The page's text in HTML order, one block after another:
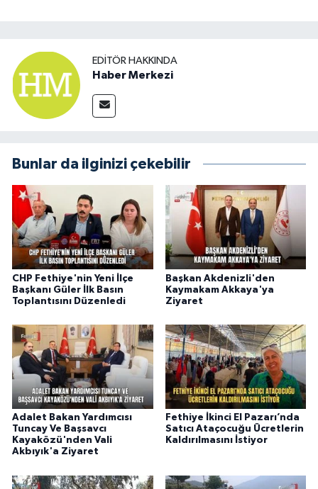
EDITÖR HAKKINDA
Haber Merkezi
Bunlar da ilginizi çekebilir
CHP Fethiye'nin Yeni İlçe
Başkanı Güler İlk Basın
Toplantısını Düzenledi
Başkan Akdenizli'den
Kaymakam Akkaya'ya
Ziyaret
Adalet Bakan Yardımcısı
Tuncay Ve Başsavcı
Kayaközü'nden Vali
Akbıyık'a Ziyaret
Fethiye İkinci El Pazarı’nda
Satıcı Ataçocuğu Ücretlerin
Kaldırılmasını İstiyor